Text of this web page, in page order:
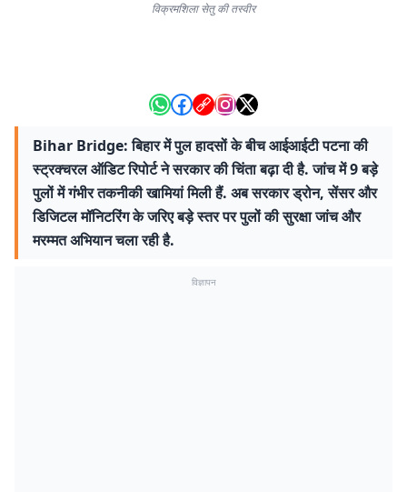
विक्रमशिला सेतु की तस्वीर
Bihar Bridge: बिहार में पुल हादसों के बीच आईआईटी पटना की
स्ट्रक्चरल ऑडिट रिपोर्ट ने सरकार की चिंता बढ़ा दी है. जांच में 9 बड़े
पुलों में गंभीर तकनीकी खामियां मिली हैं. अब सरकार ड्रोन, सेंसर और
डिजिटल मॉनिटरिंग के जरिए बड़े स्तर पर पुलों की सुरक्षा जांच और
मरम्मत अभियान चला रही है.
विज्ञापन